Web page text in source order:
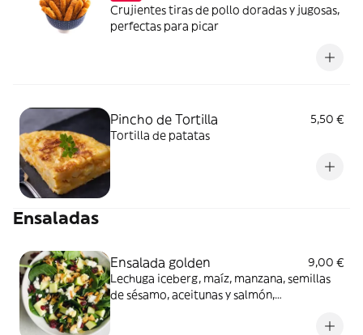
Crujientes tiras de pollo doradas y jugosas,
perfectas para picar
Pincho de Tortilla
5,50 €
Tortilla de patatas
Ensaladas
Ensalada golden
9,00 €
Lechuga iceberg, maíz, manzana, semillas
de sésamo, aceitunas y salmón,